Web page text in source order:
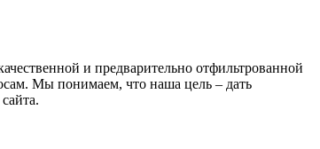
и предварительно отфильтрованной
Мы понимаем, что наша цель – дать